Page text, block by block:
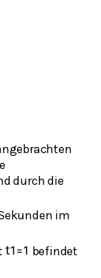
durch die
im
t1 =1 befindet